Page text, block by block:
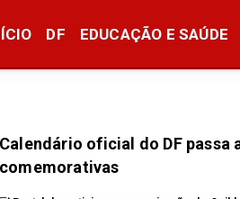
DF EDUCAÇÃO E SAÚDE
Calendário oficial do DF passa
comemorativas